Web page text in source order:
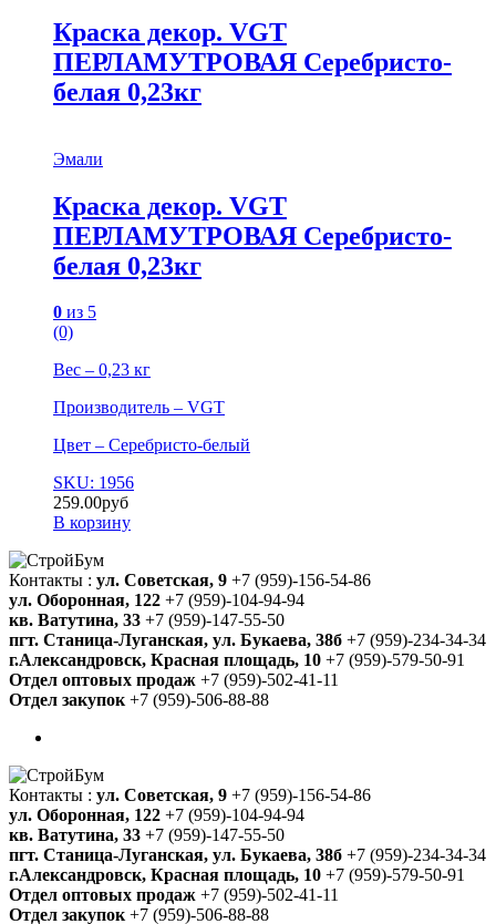
Краска декор. VGT
ПЕРЛАМУТРОВАЯ Серебристо-
белая 0,23кг
Эмали
Краска декор. VGT
ПЕРЛАМУТРОВАЯ Серебристо-
белая 0,23кг
0 из 5
(0)
Вес – 0,23 кг
Производитель – VGT
Цвет – Серебристо-белый
SKU: 1956
259.00руб
В корзину
Контакты : ул. Советская, 9 +7 (959)-156-54-86
ул. Оборонная, 122 +7 (959)-104-94-94
кв. Ватутина, 33 +7 (959)-147-55-50
пгт. Станица-Луганская, ул. Букаева, 38б +7 (959)-234-34-34
г.Александровск, Красная площадь, 10 +7 (959)-579-50-91
Отдел оптовых продаж +7 (959)-502-41-11
Отдел закупок+7 (959)-506-88-88
Контакты : ул. Советская, 9 +7 (959)-156-54-86
ул. Оборонная, 122 +7 (959)-104-94-94
кв. Ватутина, 33 +7 (959)-147-55-50
пгт. Станица-Луганская, ул. Букаева, 38б +7 (959)-234-34-34
г.Александровск, Красная площадь, 10 +7 (959)-579-50-91
Отдел оптовых продаж +7 (959)-502-41-11
Отдел закупок+7 (959)-506-88-88